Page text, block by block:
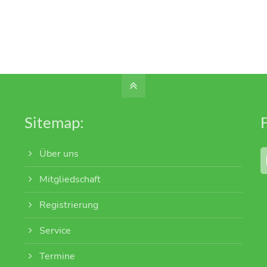
Sitemap:
Über uns
Mitgliedschaft
Registrierung
Service
Termine